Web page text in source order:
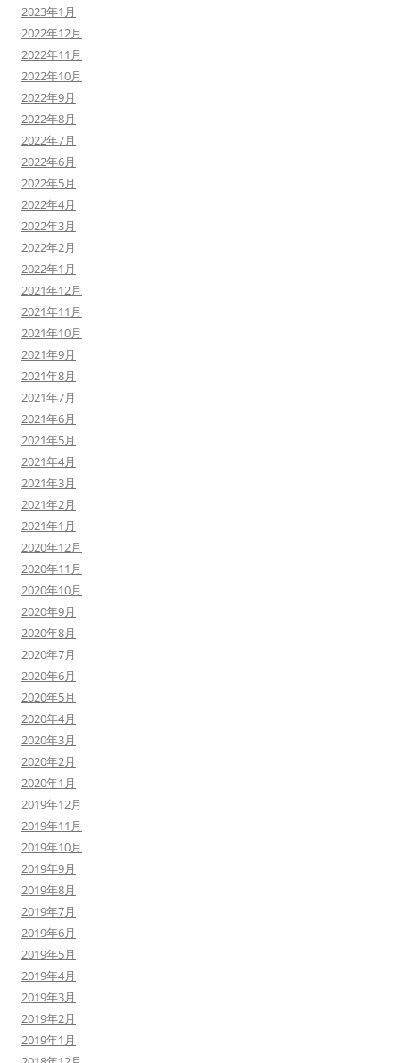
2023年1月
2022年12月
2022年11月
2022年10月
2022年9月
2022年8月
2022年7月
2022年6月
2022年5月
2022年4月
2022年3月
2022年2月
2022年1月
2021年12月
2021年11月
2021年10月
2021年9月
2021年8月
2021年7月
2021年6月
2021年5月
2021年4月
2021年3月
2021年2月
2021年1月
2020年12月
2020年11月
2020年10月
2020年9月
2020年8月
2020年7月
2020年6月
2020年5月
2020年4月
2020年3月
2020年2月
2020年1月
2019年12月
2019年11月
2019年10月
2019年9月
2019年8月
2019年7月
2019年6月
2019年5月
2019年4月
2019年3月
2019年2月
2019年1月